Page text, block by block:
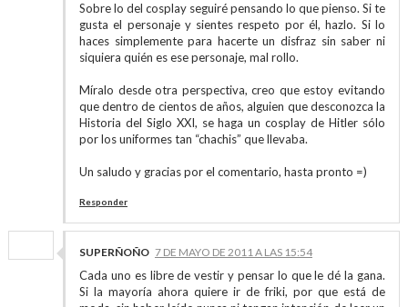
Sobre lo del cosplay seguiré pensando lo que pienso. Si te
gusta el personaje y sientes respeto por él, hazlo. Si lo
haces simplemente para hacerte un disfraz sin saber ni
siquiera quién es ese personaje, mal rollo.
Míralo desde otra perspectiva, creo que estoy evitando
que dentro de cientos de años, alguien que desconozca la
Historia del Siglo XXI, se haga un cosplay de Hitler sólo
por los uniformes tan “chachis” que llevaba.
Un saludo y gracias por el comentario, hasta pronto =)
Responder
SUPERÑOÑO 7 DE MAYO DE 2011 A LAS 15:54
Cada uno es libre de vestir y pensar lo que le dé la gana.
Si la mayoría ahora quiere ir de friki, por que está de